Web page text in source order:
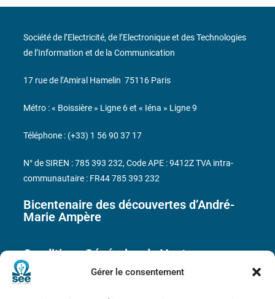
Gérer le consentement
Bicentenaire des découvertes d’André-
Marie Ampère
Conditions Générales de Vente
Société de l’Electricité, de l’Electronique et des Technologies
de l’Information et de la Communication
17 rue de l’Amiral Hamelin 75116 Paris
Métro : « Boissière » Ligne 6 et « Iéna » Ligne 9
Téléphone : (+33) 1 56 90 37 17
N° de SIREN : 785 393 232, Code APE : 9412Z TVA intra-
communautaire : FR44 785 393 232